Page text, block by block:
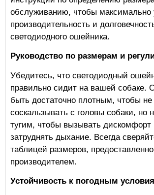
обслуживанию, чтобы максимально
производительность и
светодиодного ошейника.
Руководство по размерам и
Убедитесь, что светодиодный
правильно сидит на вашей собаке.
быть достаточно плотным, чтобы не
соскальзывать с головы собаки, но
тугим, чтобы вызывать дискомфорт
затруднять дыхание. Всегда
таблицей размеров,
производителем.
Устойчивость к погодным